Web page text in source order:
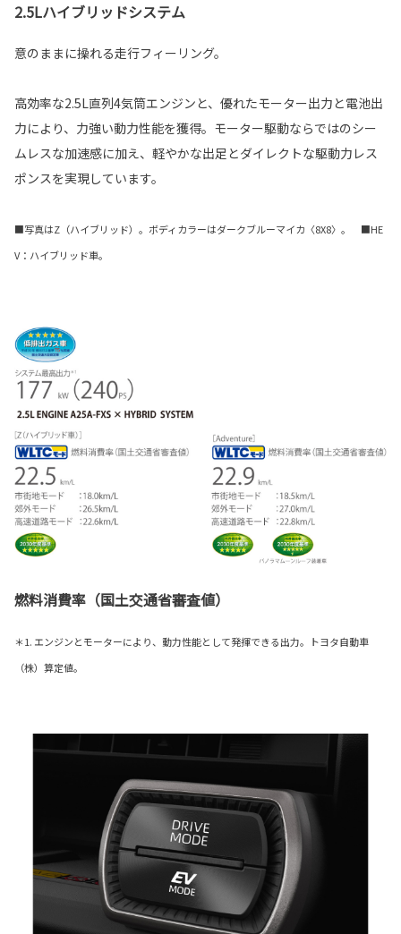
2.5Lハイブリッドシステム
意のままに操れる走行フィーリング。
高効率な2.5L直列4気筒エンジンと、優れたモーター出力と電池出
力により、力強い動力性能を獲得。モーター駆動ならではのシー
ムレスな加速感に加え、軽やかな出足とダイレクトな駆動力レス
ポンスを実現しています。
■写真はZ（ハイブリッド）。ボディカラーはダークブルーマイカ〈8X8〉。 ■HE
V：ハイブリッド車。
燃料消費率（国土交通省審査値）
＊1. エンジンとモーターにより、動力性能として発揮できる出力。トヨタ自動車
（株）算定値。